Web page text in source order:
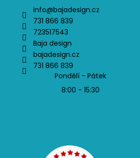
info@bajadesign.cz
731 866 839
723517543
Baja design
bajadesign.cz
731 866 839
Pondělí - Pátek
8:00 - 15:30